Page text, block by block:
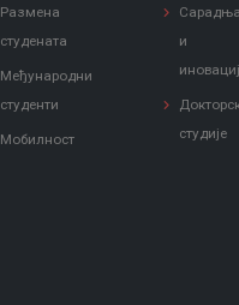
Размена
студената
Међународни
студенти
Мобилност
и
студије